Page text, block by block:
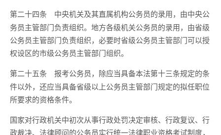
第二十四条
中央机关及其直属机构公务员的录用，由中央公
务员主管部门负责组织。地方各级机关公务员的录用，由省级
公务员主管部门负责组织，必要时省级公务员主管部门可以授
权设区的市级公务员主管部门组织。
第二十五条
报考公务员，除应当具备本法第十三条规定的条
件以外，还应当具备省级以上公务员主管部门规定的拟任职位
所要求的资格条件。
国家对行政机关中初次从事行政处罚决定审核、行政复议、行
政裁决、法律顾问的公务员实行统一法律职业资格考试制度，